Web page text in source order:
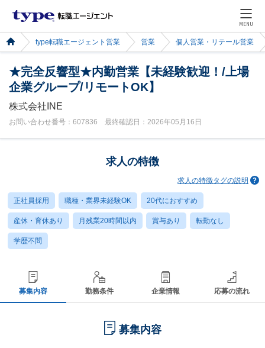
MENU
type転職エージェント営業 営業 個人営業・リテール営業
★完全反響型★内勤営業【未経験歓迎！/上場
企業グループ/リモートOK】
株式会社INE
お問い合わせ番号：607836 最終確認日：2026年05月16日
求人の特徴
求人の特徴タグの説明
正社員採用 職種・業界未経験OK 20代におすすめ
産休・育休あり 月残業20時間以内 賞与あり 転勤なし
学歴不問
募集内容 勤務条件 企業情報 応募の流れ
募集内容